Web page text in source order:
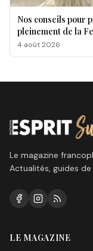
Nos conseils pour
pleinement de la
Málaga 2026
4 août 2026
Le magazine
Actualités, guides
LE MAGAZINE